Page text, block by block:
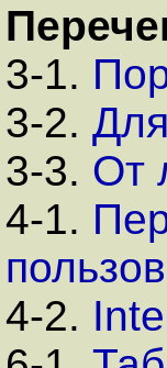
3-1.
3-2.
3-3. От
4-1.
4-2.